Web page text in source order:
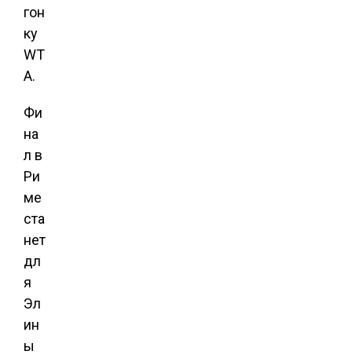
гон
ку
WT
A.
Фи
на
л в
Ри
ме
ста
нет
дл
я
Эл
ин
ы